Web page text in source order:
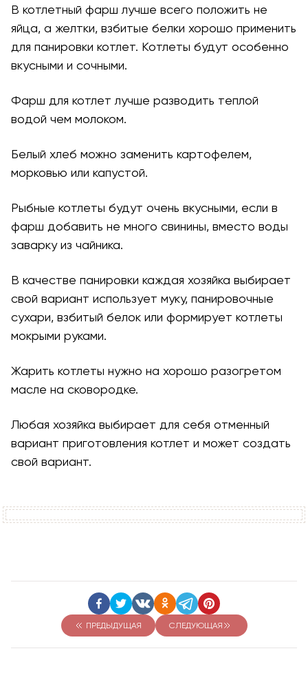
В котлетный фарш лучше всего положить не
яйца, а желтки, взбитые белки хорошо применить
для панировки котлет. Котлеты будут особенно
вкусными и сочными.
Фарш для котлет лучше разводить теплой
водой чем молоком.
Белый хлеб можно заменить картофелем,
морковью или капустой.
Рыбные котлеты будут очень вкусными, если в
фарш добавить не много свинины, вместо воды
заварку из чайника.
В качестве панировки каждая хозяйка выбирает
свой вариант использует муку, панировочные
сухари, взбитый белок или формирует котлеты
мокрыми руками.
Жарить котлеты нужно на хорошо разогретом
масле на сковородке.
Любая хозяйка выбирает для себя отменный
вариант приготовления котлет и может создать
свой вариант.
ПРЕДЫДУЩАЯ СЛЕДУЮЩАЯ